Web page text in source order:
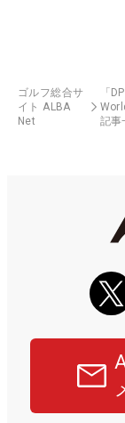
ゴルフ総合サ
イト ALBA
Net
「DP
記事